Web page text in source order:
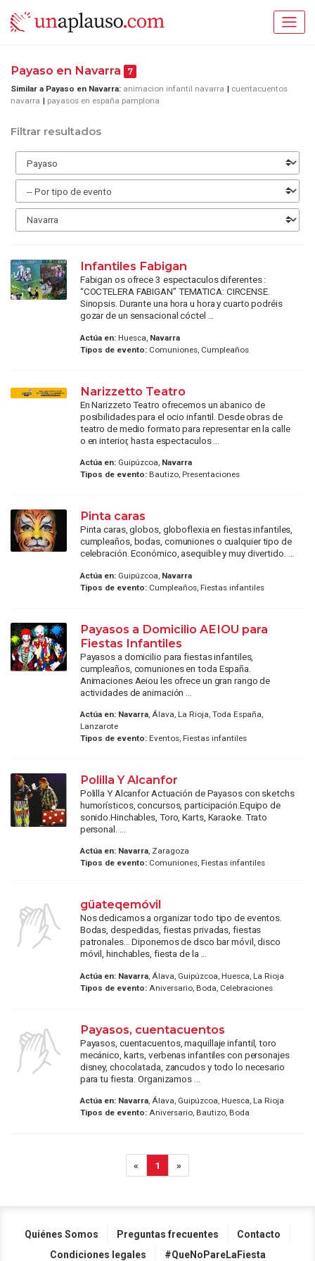
Payaso en Navarra 7
Similar a Payaso en Navarra: animacion infantil navarra
cuentacuentos
navarra
payasos en españa pamplona
Filtrar resultados
Infantiles Fabigan
Fabigan os ofrece 3 espectaculos diferentes :
“COCTELERA FABIGAN” TEMATICA: CIRCENSE.
Sinopsis. Durante una hora u hora y cuarto podréis
gozar de un sensacional cóctel ...
Actúa en:Huesca, Navarra
Tipos de evento:Comuniones, Cumpleaños
Narizzetto Teatro
En Narizzeto Teatro ofrecemos un abanico de
posibilidades para el ocio infantil. Desde obras de
teatro de medio formato para representar en la calle
o en interior, hasta espectaculos ...
Actúa en:Guipúzcoa, Navarra
Tipos de evento:Bautizo, Presentaciones
Pinta caras
Pinta caras, globos, globoflexia en fiestas infantiles,
cumpleaños, bodas, comuniones o cualquier tipo de
celebración. Económico, asequible y muy divertido. ...
Actúa en:Guipúzcoa, Navarra
Tipos de evento:Cumpleaños, Fiestas infantiles
Payasos a Domicilio AEIOU para
Fiestas Infantiles
Payasos a domicilio para fiestas infantiles,
cumpleaños, comuniones en toda España.
Animaciones Aeiou les ofrece un gran rango de
actividades de animación ...
Actúa en: Navarra, Álava, La Rioja, Toda España,
Lanzarote
Tipos de evento:Eventos, Fiestas infantiles
Polilla Y Alcanfor
Polilla Y Alcanfor Actuación de Payasos con sketchs
humorísticos, concursos, participación.Equipo de
sonido.Hinchables, Toro, Karts, Karaoke. Trato
personal. ...
Actúa en: Navarra, Zaragoza
Tipos de evento:Comuniones, Fiestas infantiles
güateqemóvil
Nos dedicamos a organizar todo tipo de eventos.
Bodas, despedidas, fiestas privadas, fiestas
patronales... Diponemos de dsco bar móvil, disco
móvil, hinchables, fiesta de la ...
Actúa en: Navarra, Álava, Guipúzcoa, Huesca, La Rioja
Tipos de evento:Aniversario, Boda, Celebraciones
Payasos, cuentacuentos
Payasos, cuentacuentos, maquillaje infantil, toro
mecánico, karts, verbenas infantiles con personajes
disney, chocolatada, zancudos y todo lo necesario
para tu fiesta. Organizamos ...
Actúa en: Navarra, Álava, Guipúzcoa, Huesca, La Rioja
Tipos de evento:Aniversario, Bautizo, Boda
« 1 »
Quiénes Somos Preguntas frecuentes
Contacto
Condiciones legales
#QueNoPareLaFiesta